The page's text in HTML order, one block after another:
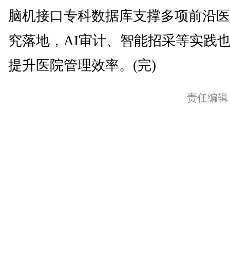
脑机接口专科数据库支撑多项前沿
究落地，AI审计、智能招采等实践
提升医院管理效率。(完)
责任编